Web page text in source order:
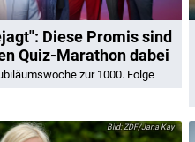
Diese Promis sind
Quiz-Marathon dabei
zur 1000. Folge
ZDF/Jana Kay